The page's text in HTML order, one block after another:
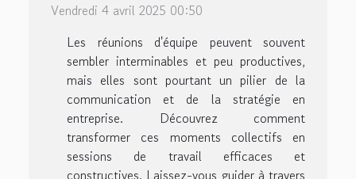
Vendredi 4 avril 2025 00:50
Les réunions d'équipe peuvent souvent
sembler interminables et peu productives,
mais elles sont pourtant un pilier de la
communication et de la stratégie en
entreprise. Découvrez comment
transformer ces moments collectifs en
sessions de travail efficaces et